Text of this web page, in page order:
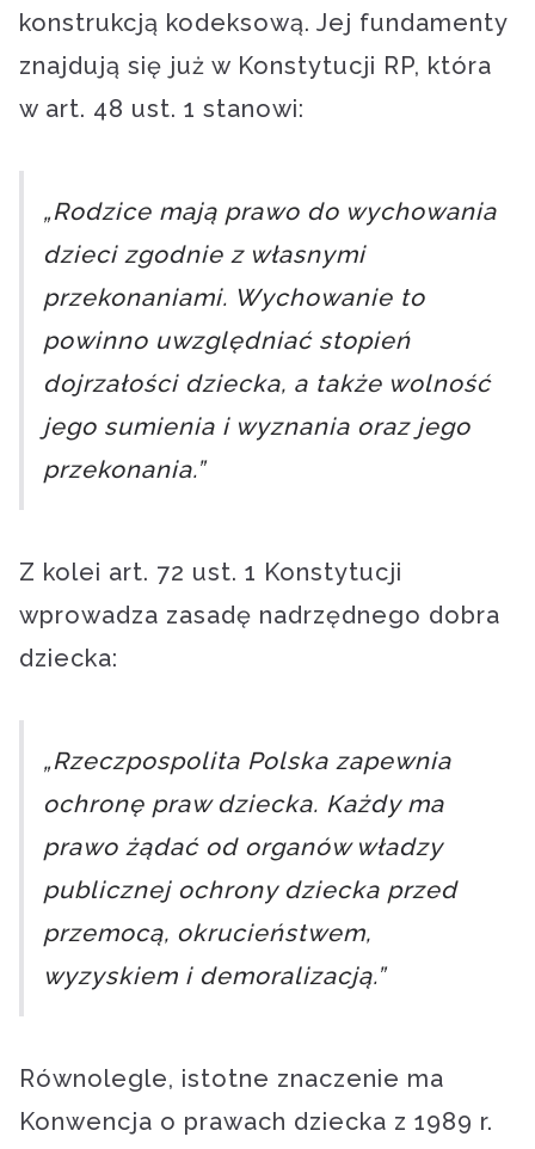
konstrukcją kodeksową. Jej fundamenty
znajdują się już w Konstytucji RP, która
w art. 48 ust. 1 stanowi:
„Rodzice mają prawo do wychowania
dzieci zgodnie z własnymi
przekonaniami. Wychowanie to
powinno uwzględniać stopień
dojrzałości dziecka, a także wolność
jego sumienia i wyznania oraz jego
przekonania.”
Z kolei art. 72 ust. 1 Konstytucji
wprowadza zasadę nadrzędnego dobra
dziecka:
„Rzeczpospolita Polska zapewnia
ochronę praw dziecka. Każdy ma
prawo żądać od organów władzy
publicznej ochrony dziecka przed
przemocą, okrucieństwem,
wyzyskiem i demoralizacją.”
Równolegle, istotne znaczenie ma
Konwencja o prawach dziecka z 1989 r.